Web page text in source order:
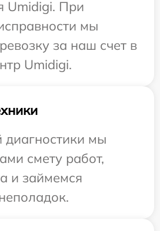
Umidigi. При
мы
за наш счет в
Umidigi.
диагностики мы
смету работ,
и займемся